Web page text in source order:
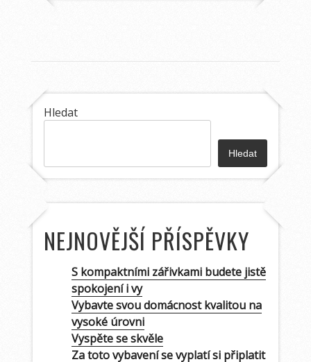
Hledat
Hledat
NEJNOVĚJŠÍ PŘÍSPĚVKY
S kompaktními zářivkami budete jistě
spokojení i vy
Vybavte svou domácnost kvalitou na
vysoké úrovni
Vyspěte se skvěle
Za toto vybavení se vyplatí si připlatit